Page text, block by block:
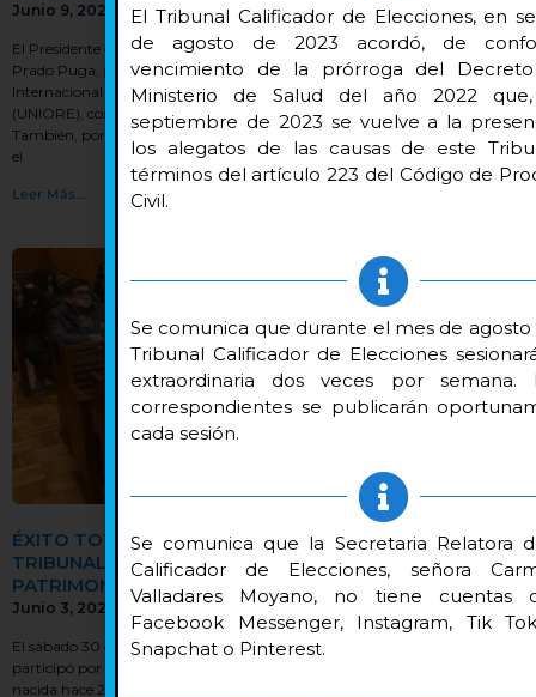
Junio 9, 2026
El Presidente del Tribunal Calificador de Elecciones, Ministro señor Arturo
Prado Puga, participó en Perú de la Misión de Observación Electoral
Internacional de la Unión Interamericana de Organismos Electorales
(UNIORE), con ocasión de la Segunda Votación Presidencial 2026.
También, por nuestro país y en representación del Servicio Electoral asistió
el
Leer Más...
ÉXITO TOTAL: MÁS DE 1.600 PERSONAS VISITARON EL
TRIBUNAL CALIFICADOR EN EL DÍA DE LOS
PATRIMONIOS
Junio 3, 2026
El sábado 30 de mayo de 2026, el Tribunal Calificador de Elecciones
participó por segunda vez en el Día de los Patrimonios. Esta iniciativa,
nacida hace 26 años, es coordinada hoy por el Servicio Nacional del
El Tribunal Calificador de Elecciones, en
de agosto de 2023 acordó, de
vencimiento de la prórroga del
Ministerio de Salud del año 2022
septiembre de 2023 se vuelve a la
los alegatos de las causas de este
términos del artículo 223 del Código de
Civil.
Se comunica que durante el mes de agosto
Tribunal Calificador de Elecciones
extraordinaria dos veces por semana.
correspondientes se publicarán
cada sesión.
Se comunica que la Secretaria Relatora
Calificador de Elecciones, señora
Valladares Moyano, no tiene cuentas
Facebook Messenger, Instagram, Tik
Snapchat o Pinterest.